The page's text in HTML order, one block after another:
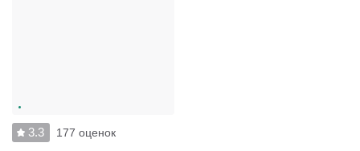
Musk Salama Lattafa Perfumes
от 173